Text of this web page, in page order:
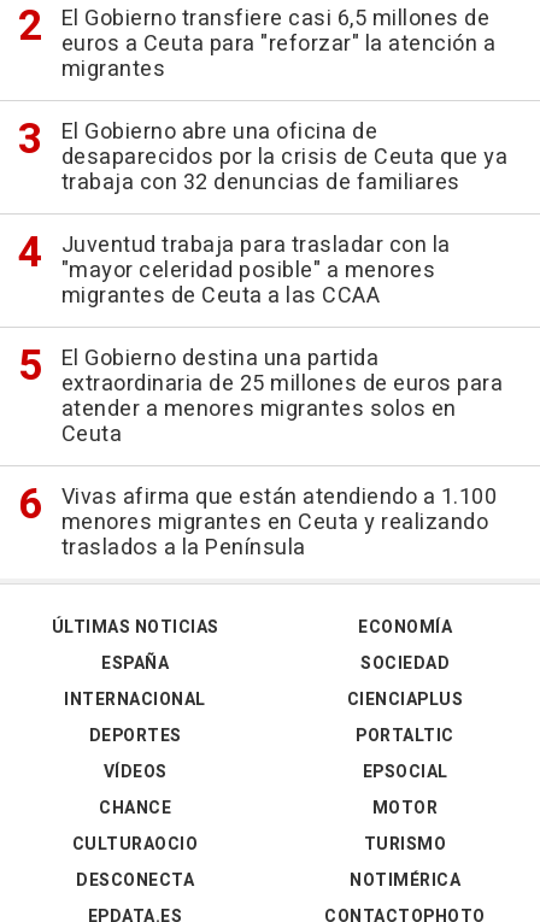
El Gobierno transfiere casi 6,5 millones de
euros a Ceuta para "reforzar" la atención a
migrantes
El Gobierno abre una oficina de
desaparecidos por la crisis de Ceuta que ya
trabaja con 32 denuncias de familiares
Juventud trabaja para trasladar con la
"mayor celeridad posible" a menores
migrantes de Ceuta a las CCAA
El Gobierno destina una partida
extraordinaria de 25 millones de euros para
atender a menores migrantes solos en
Ceuta
Vivas afirma que están atendiendo a 1.100
menores migrantes en Ceuta y realizando
traslados a la Península
ÚLTIMAS NOTICIAS
ESPAÑA
INTERNACIONAL
DEPORTES
VÍDEOS
ECONOMÍA
SOCIEDAD
CIENCIAPLUS
PORTALTIC
EPSOCIAL
CHANCE
CULTURAOCIO
DESCONECTA
EPDATA.ES
MOTOR
TURISMO
NOTIMÉRICA
CONTACTOPHOTO